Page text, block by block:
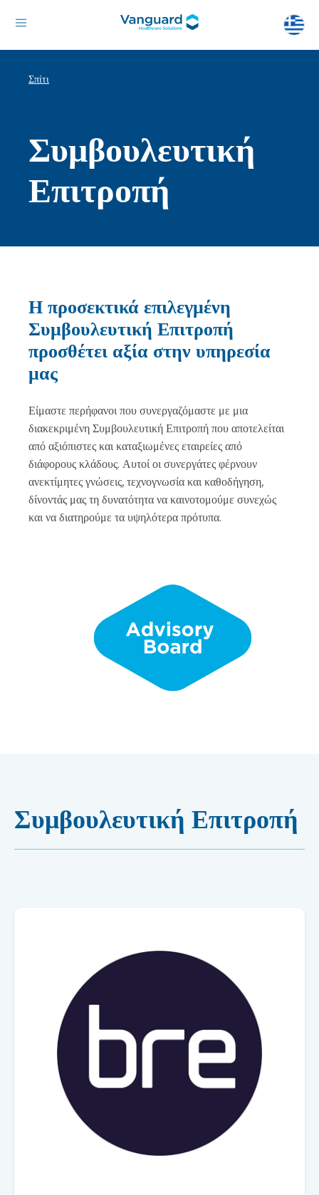
Σπίτι
Συμβουλευτική
Επιτροπή
Η προσεκτικά επιλεγμένη
Συμβουλευτική Επιτροπή
προσθέτει αξία στην υπηρεσία
μας
Είμαστε περήφανοι που συνεργαζόμαστε με μια
διακεκριμένη Συμβουλευτική Επιτροπή που αποτελείται
από αξιόπιστες και καταξιωμένες εταιρείες από
διάφορους κλάδους. Αυτοί οι συνεργάτες φέρνουν
ανεκτίμητες γνώσεις, τεχνογνωσία και καθοδήγηση,
δίνοντάς μας τη δυνατότητα να καινοτομούμε συνεχώς
και να διατηρούμε τα υψηλότερα πρότυπα.
Συμβουλευτική Επιτροπή